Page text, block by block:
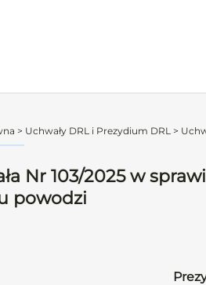
> Uchwały DRL i Prezydium DRL >
Nr 103/2025 w
powodzi